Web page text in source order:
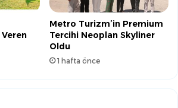
Metro Turizm’in Premium
Tercihi Neoplan Skyliner
Oldu
1 hafta önce